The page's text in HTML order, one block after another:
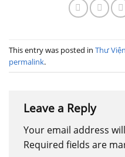
This entry was posted in Thư
permalink.
Leave a Reply
Your email address
Required fields are